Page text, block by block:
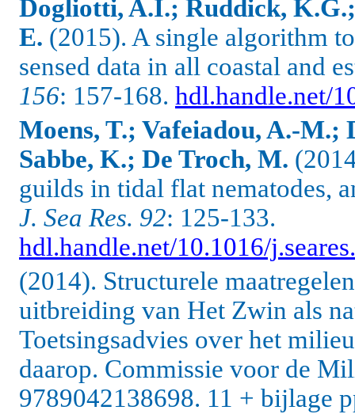
Dogliotti, A.I.; Ruddick,
E. (2015). A single algorithm
sensed data in all coastal and
156: 157-168. hdl.handle.net/
Moens, T.; Vafeiadou, A.-M.;
Sabbe, K.; De Troch, M.
guilds in tidal flat nematodes,
J. Sea Res. 92: 125-133.
hdl.handle.net/10.1016/
(2014). Structurele
uitbreiding van Het Zwin als
Toetsingsadvies over het
daarop. Commissie voor de
9789042138698. 11 + bijlage